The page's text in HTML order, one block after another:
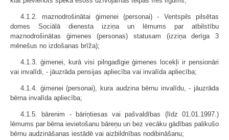
4.1.2. maznodrošinātai ģimenei (personai) - Ventspils pilsētas
domes Sociālā dienesta izziņa un lēmums par atbilstību
maznodrošinātas ģimenes (personas) statusam (izziņa derīga 3
mēnešus no izdošanas brīža);
4.1.3. ģimenei, kurā visi pilngadīgie ģimenes locekļi ir pensionāri
vai invalīdi, - jāuzrāda pensijas apliecība vai invalīda apliecība;
4.1.4. ģimenei (personai), kura audzina bērnu invalīdu, - jāuzrāda
bērna invalīda apliecība;
4.1.5. bārenim - bāriņtiesas vai pašvaldības (līdz 01.01.1997.)
lēmums par bērna ievietošanu bāreņu un bez vecāku gādības palikušo
bērnu audzināšanas iestādē vai aizbildnības nodibināšanu;